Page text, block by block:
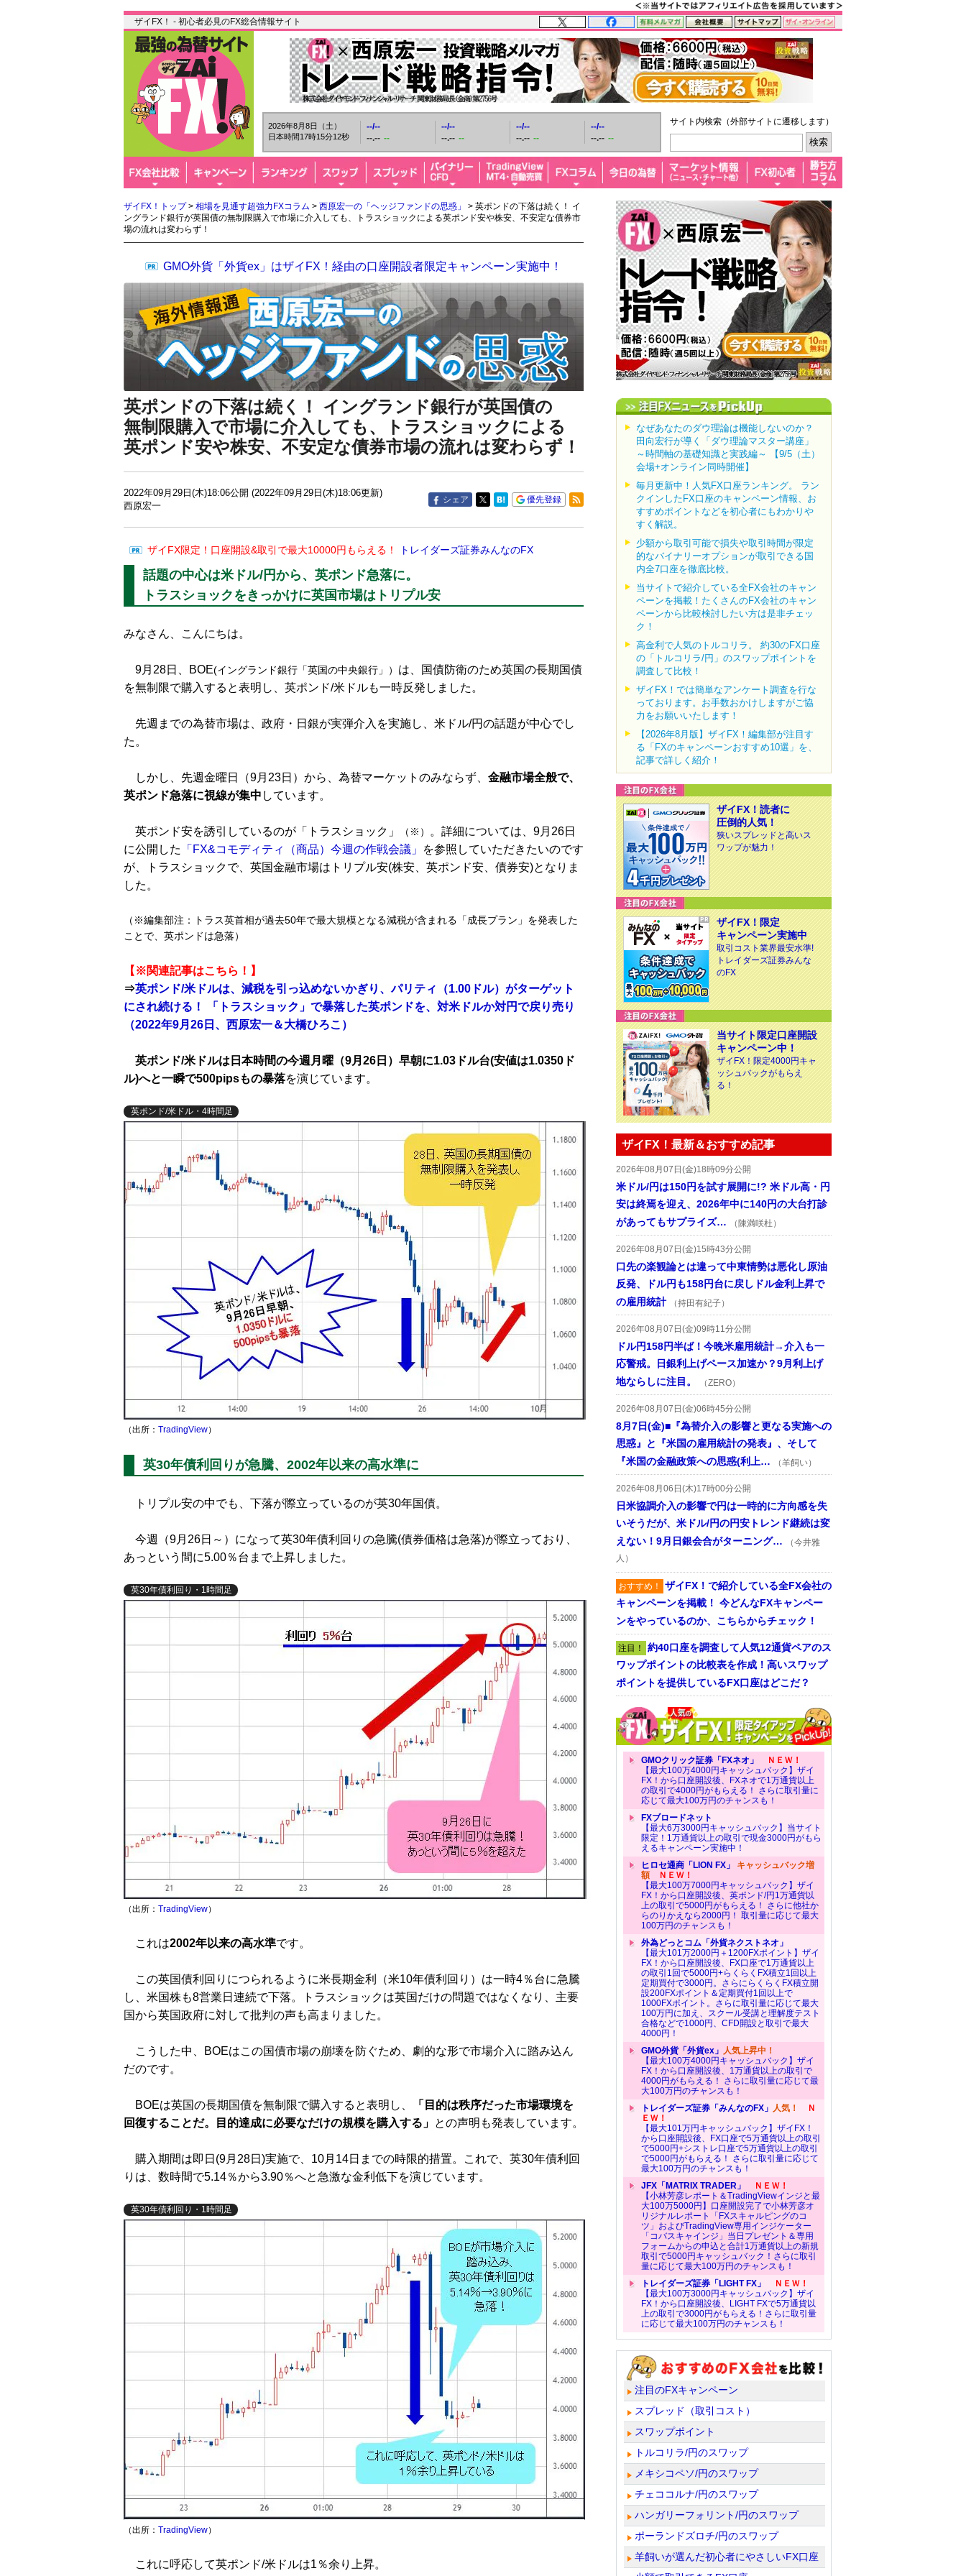
ザイFX！ - 初心者必見のFX総合情報サイト
2026年8月8日（土）
日本時間17時15分13秒
--/--
--.-- --
--/--
--.-- --
--/--
--.-- --
--/--
--.-- --
サイト内検索（外部サイトに遷移します）
ザイFX！トップ> 相場を見通す超強力FXコラム > 西原宏一の「ヘッジファンドの思惑」
> 英ポンドの下落は続く！ イ
ングランド銀行が英国債の無制限購入で市場に介入しても、トラスショックによる英ポンド安や株安、不安定な債券市
場の流れは変わらず！
GMO外貨「外貨ex」はザイFX！経由の口座開設者限定キャンペーン実施中！
英ポンドの下落は続く！ イングランド銀行が英国債の
無制限購入で市場に介入しても、トラスショックによる
英ポンド安や株安、不安定な債券市場の流れは変わらず！
2022年09月29日(木)18:06公開 (2022年09月29日(木)18:06更新)
西原宏一
シェア 優先登録
ザイFX限定！口座開設&取引で最大10000円もらえる！ トレイダーズ証券みんなのFX
話題の中心は米ドル/円から、英ポンド急落に。
トラスショックをきっかけに英国市場はトリプル安
みなさん、こんにちは。
9月28日、BOE(イングランド銀行「英国の中央銀行」） は、国債防衛のため英国の長期国債
を無制限で購入すると表明し、英ポンド/米ドルも一時反発しました。
先週までの為替市場は、政府・日銀が実弾介入を実施し、米ドル/円の話題が中心でし
た。
しかし、先週金曜日（9月23日）から、為替マーケットのみならず、 金融市場全般で、
英ポンド急落に視線が集中 しています。
英ポンド安を誘引しているのが「トラスショック」 （※）
。詳細については、9月26日
に公開した
「FX&コモディティ（商品）今週の作戦会議」
を参照していただきたいのです
が、トラスショックで、英国金融市場はトリプル安(株安、英ポンド安、債券安)となりま
した。
（※編集部注：トラス英首相が過去50年で最大規模となる減税が含まれる「成長プラン」を発表した
ことで、英ポンドは急落）
【※関連記事はこちら！】
⇒英ポンド/米ドルは、減税を引っ込めないかぎり、パリティ（1.00ドル）がターゲット
にされ続ける！ 「トラスショック」で暴落した英ポンドを、対米ドルか対円で戻り売り
（2022年9月26日、西原宏一＆大橋ひろこ）
英ポンド/米ドルは日本時間の今週月曜（9月26日）早朝に1.03ドル台(安値は1.0350ド
ル)へと一瞬で500pipsもの暴落を演じています。
英ポンド/米ドル・4時間足
（出所： TradingView）
英30年債利回りが急騰、2002年以来の高水準に
トリプル安の中でも、下落が際立っているのが英30年国債。
今週（9月26日～）になって英30年債利回りの急騰(債券価格は急落)が際立っており、
あっという間に5.00％台まで上昇しました。
英30年債利回り・1時間足
（出所： TradingView）
これは2002年以来の高水準です。
この英国債利回りにつられるように米長期金利（米10年債利回り）は一時4％台に急騰
し、米国株も8営業日連続で下落。トラスショックは英国だけの問題ではなくなり、主要
国から英国政府に対して批判の声も高まりました。
こうした中、BOEはこの国債市場の崩壊を防ぐため、劇的な形で市場介入に踏み込ん
だのです。
BOEは英国の長期国債を無制限で購入すると表明し、
「目的は秩序だった市場環境を
回復することだ。目的達成に必要なだけの規模を購入する」 との声明も発表しています。
購入期間は即日(9月28日)実施で、10月14日までの時限的措置。これで、英30年債利回
りは、数時間で5.14％から3.90％へと急激な金利低下を演じています。
英30年債利回り・1時間足
（出所： TradingView）
これに呼応して英ポンド/米ドルは1％余り上昇。
なぜあなたのダウ理論は機能しないのか？
田向宏行が導く「ダウ理論マスター講座」
～時間軸の基礎知識と実践編～ 【9/5（土）
会場+オンライン同時開催】
毎月更新中！人気FX口座ランキング。 ラン
クインしたFX口座のキャンペーン情報、お
すすめポイントなどを初心者にもわかりや
すく解説。
少額から取引可能で損失や取引時間が限定
的なバイナリーオプションが取引できる国
内全7口座を徹底比較。
当サイトで紹介している全FX会社のキャン
ペーンを掲載！たくさんのFX会社のキャン
ペーンから比較検討したい方は是非チェッ
ク！
高金利で人気のトルコリラ。 約30のFX口座
の「トルコリラ/円」のスワップポイントを
調査して比較！
ザイFX！では簡単なアンケート調査を行な
っております。お手数おかけしますがご協
力をお願いいたします！
【2026年8月版】ザイFX！編集部が注目す
る「FXのキャンペーンおすすめ10選」を、
記事で詳しく紹介！
ザイFX！読者に
圧倒的人気！
狭いスプレッドと高いス
ワップが魅力！
ザイFX！限定
キャンペーン実施中
取引コスト業界最安水準!
トレイダーズ証券みんな
のFX
当サイト限定口座開設
キャンペーン中！
ザイFX！限定4000円キャ
ッシュバックがもらえ
る！
ザイFX！最新＆おすすめ記事
2026年08月07日(金)18時09分公開
米ドル/円は150円を試す展開に!? 米ドル高・円
安は終焉を迎え、2026年中に140円の大台打診
があってもサプライズ…
（陳満咲杜）
2026年08月07日(金)15時43分公開
口先の楽観論とは違って中東情勢は悪化し原油
反発、ドル円も158円台に戻しドル金利上昇で
の雇用統計
（持田有紀子）
2026年08月07日(金)09時11分公開
ドル円158円半ば！今晩米雇用統計→介入も一
応警戒。日銀利上げペース加速か？9月利上げ
地ならしに注目。
（ZERO）
2026年08月07日(金)06時45分公開
8月7日(金)■『為替介入の影響と更なる実施への
思惑』と『米国の雇用統計の発表』、そして
『米国の金融政策への思惑(利上…
（羊飼い）
2026年08月06日(木)17時00分公開
日米協調介入の影響で円は一時的に方向感を失
いそうだが、米ドル/円の円安トレンド継続は変
えない！9月日銀会合がターニング…
（今井雅
人）
おすすめ！ ザイFX！で紹介している全FX会社の
キャンペーンを掲載！ 今どんなFXキャンペー
ンをやっているのか、こちらからチェック！
注目！ 約40口座を調査して人気12通貨ペアのス
ワップポイントの比較表を作成！高いスワップ
ポイントを提供しているFX口座はどこだ？
GMOクリック証券「FXネオ」
ＮＥＷ！
【最大100万4000円キャッシュバック】ザイ
FX！から口座開設後、FXネオで1万通貨以上
の取引で4000円がもらえる！ さらに取引量に
応じて最大100万円のチャンスも！
FXブロードネット
【最大6万3000円キャッシュバック】当サイト
限定！1万通貨以上の取引で現金3000円がもら
えるキャンペーン実施中！
ヒロセ通商「LION FX」 キャッシュバック増
額ＮＥＷ！
【最大100万7000円キャッシュバック】ザイ
FX！から口座開設後、英ポンド/円1万通貨以
上の取引で5000円がもらえる！ さらに他社か
らのりかえなら2000円！ 取引量に応じて最大
100万円のチャンスも！
外為どっとコム「外貨ネクストネオ」
【最大101万2000円＋1200FXポイント】ザイ
FX！から口座開設後、FX口座で1万通貨以上
の取引1回で5000円+らくらくFX積立1回以上
定期買付で3000円。さらにらくらくFX積立開
設200FXポイント＆定期買付1回以上で
1000FXポイント。さらに取引量に応じて最大
100万円に加え、スクール受講と理解度テスト
合格などで1000円、CFD開設と取引で最大
4000円！
GMO外貨「外貨ex」 人気上昇中！
【最大100万4000円キャッシュバック】ザイ
FX！から口座開設後、1万通貨以上の取引で
4000円がもらえる！ さらに取引量に応じて最
大100万円のチャンスも！
トレイダーズ証券「みんなのFX」 人気！
Ｎ
ＥＷ！
【最大101万円キャッシュバック】ザイFX！
から口座開設後、FX口座で5万通貨以上の取引
で5000円+シストレ口座で5万通貨以上の取引
で5000円がもらえる！ さらに取引量に応じて
最大100万円のチャンスも！
JFX「MATRIX TRADER」
ＮＥＷ！
【小林芳彦レポート＆TradingViewインジと最
大100万5000円】口座開設完了で小林芳彦オ
リジナルレポート「FXスキャルピングのコ
ツ」およびTradingView専用インジケーター
「コバスキャインジ」当日プレゼント＆専用
フォームからの申込と合計1万通貨以上の新規
取引で5000円キャッシュバック！さらに取引
量に応じて最大100万円のチャンスも！
トレイダーズ証券「LIGHT FX」
ＮＥＷ！
【最大100万3000円キャッシュバック】ザイ
FX！から口座開設後、LIGHT FXで5万通貨以
上の取引で3000円がもらえる！さらに取引量
に応じて最大100万円のチャンスも！
注目のFXキャンペーン
スプレッド（取引コスト）
スワップポイント
トルコリラ/円のスワップ
メキシコペソ/円のスワップ
チェココルナ/円のスワップ
ハンガリーフォリント/円のスワップ
ポーランドズロチ/円のスワップ
羊飼いが選んだ初心者にやさしいFX口座